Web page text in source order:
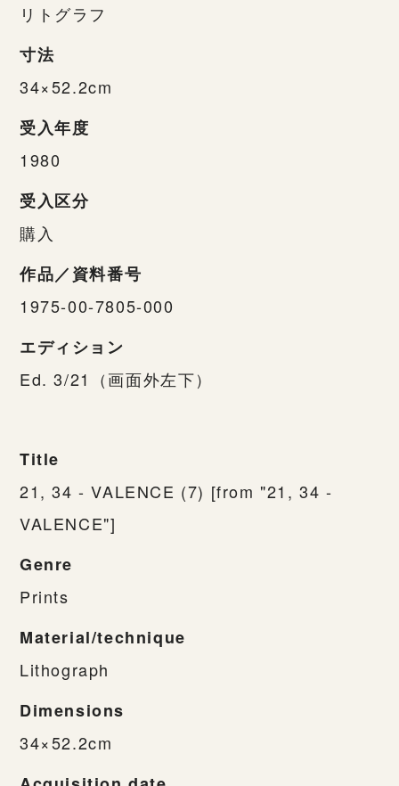
リトグラフ
寸法
34×52.2cm
受入年度
1980
受入区分
購入
作品／資料番号
1975-00-7805-000
エディション
Ed. 3/21（画面外左下）
Title
21, 34 - VALENCE (7) [from "21, 34 -
VALENCE"]
Genre
Prints
Material/technique
Lithograph
Dimensions
34×52.2cm